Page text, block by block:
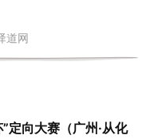
道网
定向大赛（广州·从化